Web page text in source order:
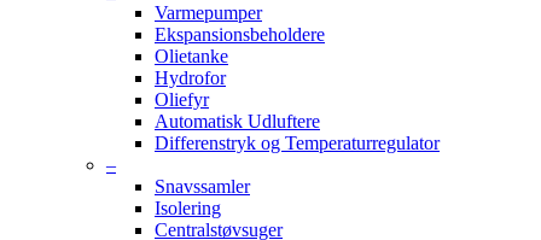
Varmepumper
Ekspansionsbeholdere
Olietanke
Hydrofor
Oliefyr
Automatisk Udluftere
Differenstryk og Temperaturregulator
–
Snavssamler
Isolering
Centralstøvsuger